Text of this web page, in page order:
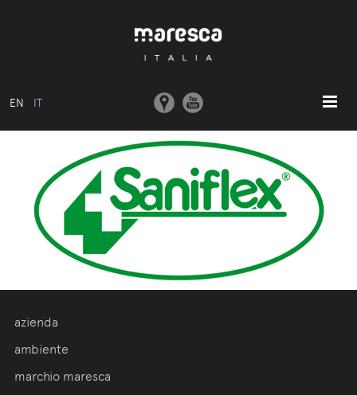
EN IT
ABOUT US
MODELLI BASE
COMUNICAZIONE
azienda
ambiente
marchio maresca